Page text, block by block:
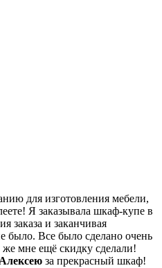
для изготовления мебели,
Я заказывала шкаф-купе в
заказа и заканчивая
было. Все было сделано очень
мне ещё скидку сделали!
Алексею за прекрасный шкаф!